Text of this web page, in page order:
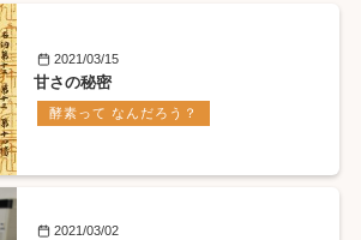
2021/03/15
甘さの秘密
酵素って なんだろう？
2021/03/02